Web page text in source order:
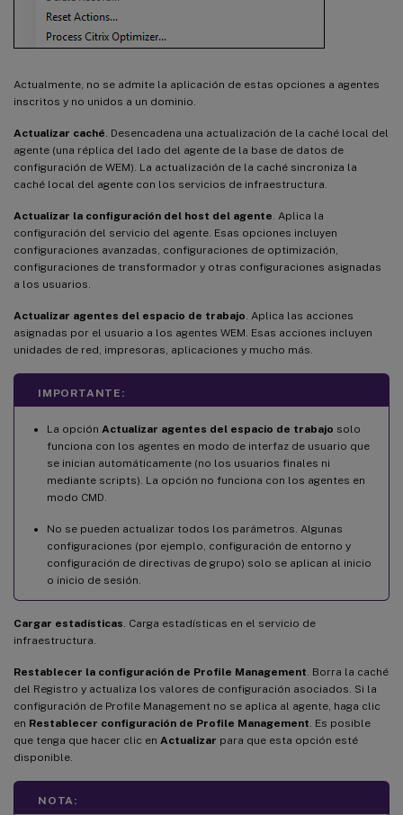
Actualmente, no se admite la aplicación de estas opciones a agentes
inscritos y no unidos a un dominio.
Actualizar caché . Desencadena una actualización de la caché local del
agente (una réplica del lado del agente de la base de datos de
configuración de WEM). La actualización de la caché sincroniza la
caché local del agente con los servicios de infraestructura.
Actualizar la configuración del host del agente . Aplica la
configuración del servicio del agente. Esas opciones incluyen
configuraciones avanzadas, configuraciones de optimización,
configuraciones de transformador y otras configuraciones asignadas
a los usuarios.
Actualizar agentes del espacio de trabajo . Aplica las acciones
asignadas por el usuario a los agentes WEM. Esas acciones incluyen
unidades de red, impresoras, aplicaciones y mucho más.
IMPORTANTE:
La opción Actualizar agentes del espacio de trabajo solo
funciona con los agentes en modo de interfaz de usuario que
se inician automáticamente (no los usuarios finales ni
mediante scripts). La opción no funciona con los agentes en
modo CMD.
No se pueden actualizar todos los parámetros. Algunas
configuraciones (por ejemplo, configuración de entorno y
configuración de directivas de grupo) solo se aplican al inicio
o inicio de sesión.
Cargar estadísticas . Carga estadísticas en el servicio de
infraestructura.
Restablecer la configuración de Profile Management . Borra la caché
del Registro y actualiza los valores de configuración asociados. Si la
configuración de Profile Management no se aplica al agente, haga clic
en Restablecer configuración de Profile Management . Es posible
que tenga que hacer clic en Actualizar para que esta opción esté
disponible.
NOTA: